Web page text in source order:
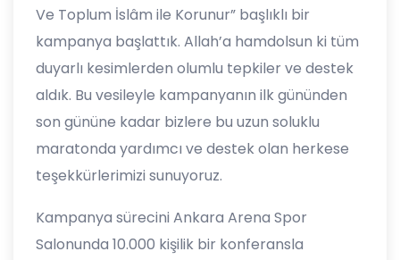
Ve Toplum İslâm ile Korunur” başlıklı bir
kampanya başlattık. Allah’a hamdolsun ki tüm
duyarlı kesimlerden olumlu tepkiler ve destek
aldık. Bu vesileyle kampanyanın ilk gününden
son gününe kadar bizlere bu uzun soluklu
maratonda yardımcı ve destek olan herkese
teşekkürlerimizi sunuyoruz.
Kampanya sürecini Ankara Arena Spor
Salonunda 10.000 kişilik bir konferansla